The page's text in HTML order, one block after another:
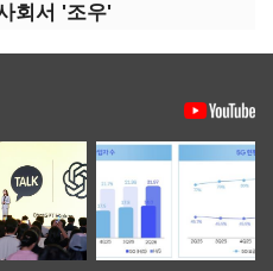
회서 '조우'